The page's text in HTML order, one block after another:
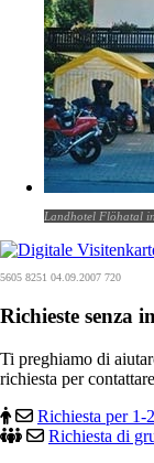
Landhotel Flöhatal
5605 8251 04.09.2007 720
Richieste senza
Ti preghiamo di
richiesta per
Richiesta per 1-
Richiesta di